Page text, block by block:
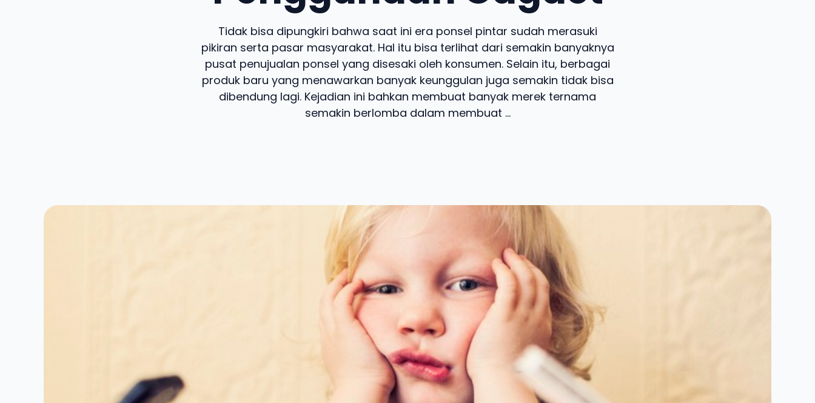
Tidak bisa dipungkiri bahwa saat ini era ponsel pintar sudah merasuki
pikiran serta pasar masyarakat. Hal itu bisa terlihat dari semakin banyaknya
pusat penujualan ponsel yang disesaki oleh konsumen. Selain itu, berbagai
produk baru yang menawarkan banyak keunggulan juga semakin tidak bisa
dibendung lagi. Kejadian ini bahkan membuat banyak merek ternama
semakin berlomba dalam membuat ...